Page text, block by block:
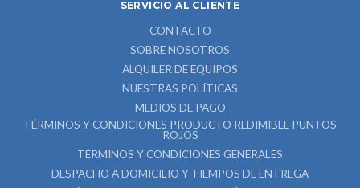
SERVICIO AL CLIENTE
CONTACTO
SOBRE NOSOTROS
ALQUILER DE EQUIPOS
NUESTRAS POLÍTICAS
MEDIOS DE PAGO
TÉRMINOS Y CONDICIONES PRODUCTO REDIMIBLE PUNTOS
ROJOS
TÉRMINOS Y CONDICIONES GENERALES
DESPACHO A DOMICILIO Y TIEMPOS DE ENTREGA